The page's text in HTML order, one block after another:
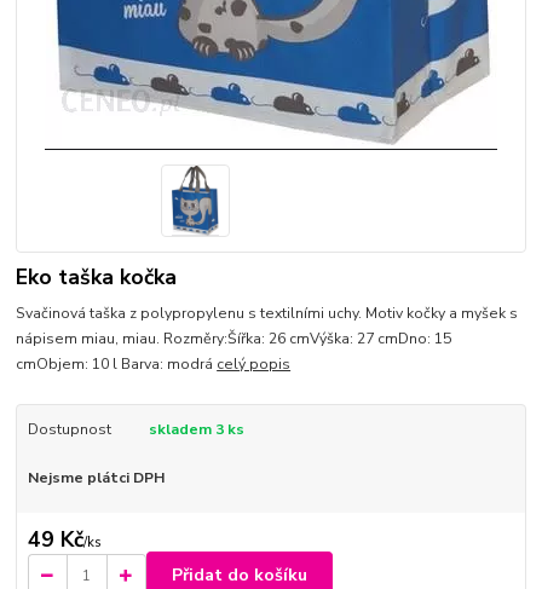
Eko taška kočka
Svačinová taška z polypropylenu s textilními uchy. Motiv kočky a myšek s
nápisem miau, miau. Rozměry:Šířka: 26 cmVýška: 27 cmDno: 15
cmObjem: 10 l Barva: modrá celý popis
Dostupnost skladem 3 ks
Nejsme plátci DPH
49 Kč/ks
Přidat do košíku